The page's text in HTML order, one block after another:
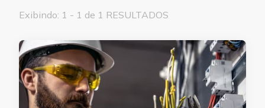
Exibindo: 1 - 1 de 1 RESULTADOS